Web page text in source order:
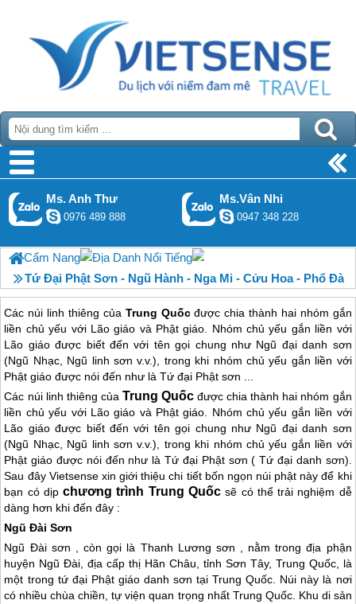
Ms. Anh Thư
0976 489 888
Ms.Vân Nhi
0947 348 228
Cẩm Nang
Địa Danh Nổi Tiếng
Tứ Đại Phật Sơn - Ngũ Hành - Nga Mi - Cửu Hoa - Phổ Đà
Các núi linh thiêng của Trung Quốcđược chia thành hai nhóm gắn
liền chủ yếu với Lão giáo và Phật giáo. Nhóm chủ yếu gắn liền với
Lão giáo được biết đến với tên gọi chung như Ngũ đại danh sơn
(Ngũ Nhạc, Ngũ linh sơn v.v.), trong khi nhóm chủ yếu gắn liền với
Phật giáo được nói đến như là Tứ đại Phật sơn ...
Các núi linh thiêng của Trung Quốc được chia thành hai nhóm gắn
liền chủ yếu với Lão giáo và Phật giáo. Nhóm chủ yếu gắn liền với
Lão giáo được biết đến với tên gọi chung như Ngũ đại danh sơn
(Ngũ Nhạc, Ngũ linh sơn v.v.), trong khi nhóm chủ yếu gắn liền với
Phật giáo được nói đến như là Tứ đại Phật sơn ( Tứ đại danh sơn).
Sau đây Vietsense xin giới thiệu chi tiết bốn ngọn núi phật này để khi
bạn có dịpchương trình Trung Quốc sẽ có thể trải nghiệm dễ
dàng hơn khi đến đây :
Ngũ Đài Sơn
Ngũ Đài sơn , còn gọi là Thanh Lương sơn , nằm trong địa phận
huyện Ngũ Đài, địa cấp thị Hãn Châu, tỉnh Sơn Tây, Trung Quốc, là
một trong tứ đại Phật giáo danh sơn tạiTrung Quốc. Núi này là nơi
có nhiều chùa chiền, tự viện quan trọng nhất Trung Quốc. Khu di sản